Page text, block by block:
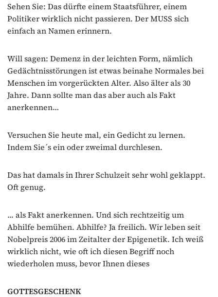
Sehen Sie: Das dürfte einem Staatsführer, einem
Politiker wirklich nicht passieren. Der MUSS sich
einfach an Namen erinnern.
Will sagen: Demenz in der leichten Form, nämlich
Gedächtnisstörungen ist etwas beinahe Normales bei
Menschen im vorgerückten Alter. Also älter als 30
Jahre. Dann sollte man das aber auch als Fakt
anerkennen…
Versuchen Sie heute mal, ein Gedicht zu lernen.
Indem Sie´s ein oder zweimal durchlesen.
Das hat damals in Ihrer Schulzeit sehr wohl geklappt.
Oft genug.
... als Fakt anerkennen. Und sich rechtzeitig um
Abhilfe bemühen. Abhilfe? Ja freilich. Wir leben seit
Nobelpreis 2006 im Zeitalter der Epigenetik. Ich weiß
wirklich nicht, wie oft ich diesen Begriff noch
wiederholen muss, bevor Ihnen dieses
GOTTESGESCHENK